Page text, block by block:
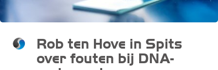
Rob ten Hove in Spits
over fouten bij DNA-